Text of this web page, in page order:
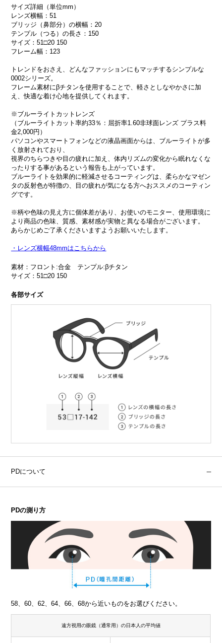
サイズ詳細（単位mm）
レンズ横幅：51
ブリッジ（鼻部分）の横幅：20
テンプル（つる）の長さ：150
サイズ：51□20 150
フレーム幅：123
トレンドをおさえ、どんなファッションにもマッチするシンプルな
0002シリーズ。
フレーム素材にβチタンを使用することで、軽さとしなやかさに加
え、快適な着け心地を提供してくれます。
※ブルーライトカットレンズ
（ブルーライトカット率約33％：屈折率1.60非球面レンズ プラス料
金2,000円）
パソコンやスマートフォンなどの液晶画面からは、ブルーライトが多
く放射されており、
視界のちらつきや目の疲れに加え、体内リズムの変化から眠れなくな
ったりする事があるという報告も上がっています。
ブルーライトを効果的に軽減させるコーティングは、柔らかなマゼン
タの反射色が特徴の、目の疲れが気になる方へおススメのコーティン
グです。
※柄や色味の見え方に個体差があり、お使いのモニター、使用環境に
より商品の色味、質感、素材感が実物と異なる場合がございます。
あらかじめご了承くださいますようお願いいたします。
・レンズ横幅48mmはこちらから
素材：フロント:合金 テンプル:βチタン
サイズ：51□20 150
各部サイズ
PDについて
PDの測り方
58、60、62、64、66、68から近いものをお選びください。
遠方視用の眼鏡（通常用）の日本人の平均値